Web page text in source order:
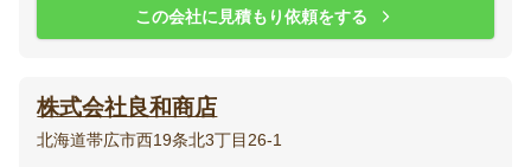
この会社に見積もり依頼をする
株式会社良和商店
北海道帯広市西19条北3丁目26-1